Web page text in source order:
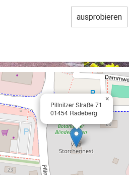
Pillnitzer Straße 71
01454 Radeberg
×